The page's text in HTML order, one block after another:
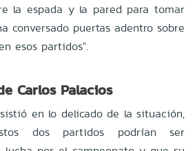
la espada y la pared para tomar
conversado puertas adentro sobre
esos partidos".
Carlos Palacios
en lo delicado de la situación,
dos partidos podrían ser